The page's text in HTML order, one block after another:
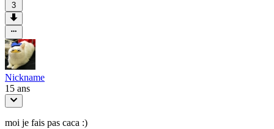
3
Nickname
15 ans
moi je fais pas caca :)